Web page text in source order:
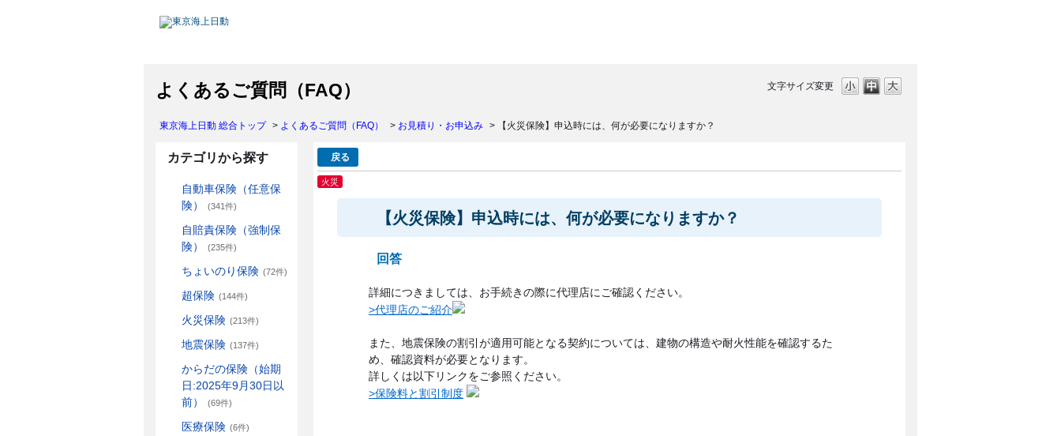
よくあるご質問（FAQ） 文字サイズ変更
東京海上日動 総合トップ > よくあるご質問（FAQ） > お見積り・お申込み > 【火災保険】申込時には、何が必要になりますか？
カテゴリから探す
自動車保険（任意保
険）
(341件)
自賠責保険（強制保
険）
(235件)
ちょいのり保険 (72件)
超保険 (144件)
火災保険 (213件)
地震保険 (137件)
からだの保険（始期
日:2025年9月30日以
前）
(69件)
医療保険 (6件)
戻る
火災
【火災保険】申込時には、何が必要になりますか？
回答
詳細につきましては、お手続きの際に代理店にご確認ください。
>代理店のご紹介
また、地震保険の割引が適用可能となる契約については、建物の構造や耐火性能を確認するた
め、確認資料が必要となります。
詳しくは以下リンクをご参照ください。
>保険料と割引制度